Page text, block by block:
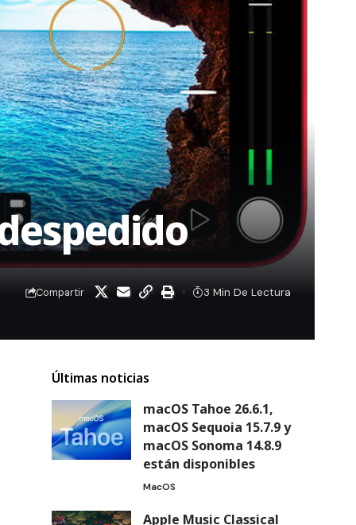
Compartir 3 Min De Lectura
Últimas noticias
macOS Tahoe 26.6.1,
macOS Sequoia 15.7.9 y
macOS Sonoma 14.8.9
están disponibles
MacOS
Apple Music Classical